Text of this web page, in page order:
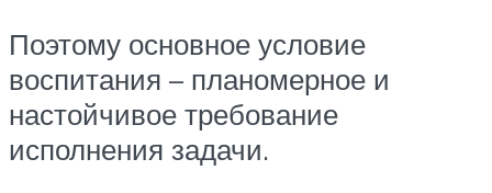
Поэтому основное условие
воспитания – планомерное и
настойчивое требование
исполнения задачи.